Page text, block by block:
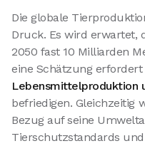
Die globale
Druck. Es wird erwartet,
2050 fast 10 Milliarden
eine Schätzung
Lebensmittelproduktion
befriedigen. Gleichzeitig
Bezug auf seine
Tierschutzstandards